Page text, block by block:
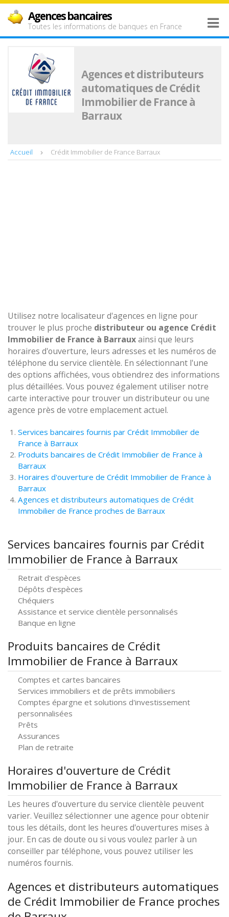
Agences bancaires
Toutes les informations de banques en France
Agences et distributeurs
automatiques de Crédit
Immobilier de France à
Barraux
Accueil Crédit Immobilier de France Barraux
Utilisez notre localisateur d'agences en ligne pour
trouver le plus proche distributeur ou agence Crédit
Immobilier de France à Barrauxainsi que leurs
horaires d'ouverture, leurs adresses et les numéros de
téléphone du service clientèle. En sélectionnant l'une
des options affichées, vous obtiendrez des informations
plus détaillées. Vous pouvez également utiliser notre
carte interactive pour trouver un distributeur ou une
agence près de votre emplacement actuel.
Services bancaires fournis par Crédit Immobilier de
France à Barraux
Produits bancaires de Crédit Immobilier de France à
Barraux
Horaires d'ouverture de Crédit Immobilier de France à
Barraux
Agences et distributeurs automatiques de Crédit
Immobilier de France proches de Barraux
Services bancaires fournis par Crédit
Immobilier de France à Barraux
Retrait d'espèces
Dépôts d'espèces
Chéquiers
Assistance et service clientèle personnalisés
Banque en ligne
Produits bancaires de Crédit
Immobilier de France à Barraux
Comptes et cartes bancaires
Services immobiliers et de prêts immobiliers
Comptes épargne et solutions d'investissement
personnalisées
Prêts
Assurances
Plan de retraite
Horaires d'ouverture de Crédit
Immobilier de France à Barraux
Les heures d'ouverture du service clientèle peuvent
varier. Veuillez sélectionner une agence pour obtenir
tous les détails, dont les heures d'ouvertures mises à
jour. En cas de doute ou si vous voulez parler à un
conseiller par téléphone, vous pouvez utiliser les
numéros fournis.
Agences et distributeurs automatiques
de Crédit Immobilier de France proches